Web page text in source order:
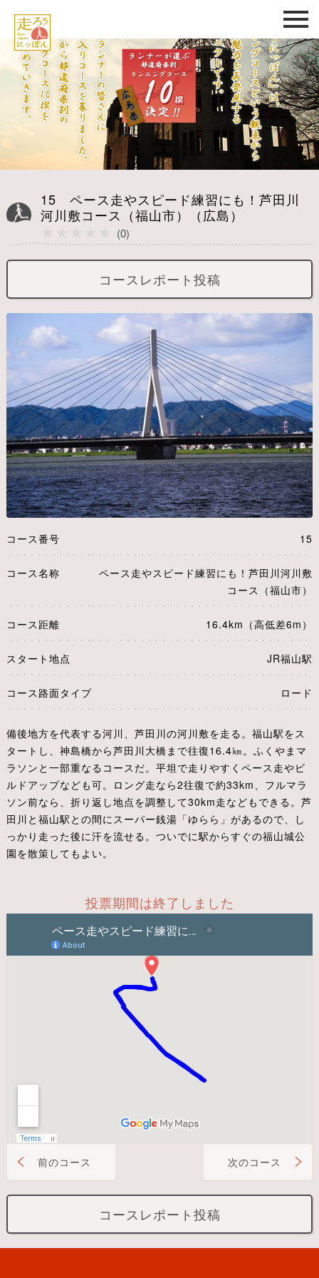
15 ペース走やスピード練習にも！芦田川
河川敷コース（福山市）（広島）
(0)
コースレポート投稿
コース番号 15
コース名称
ペース走やスピード練習にも！芦田川河川敷
コース（福山市）
コース距離 16.4km（高低差6m）
スタート地点 JR福山駅
コース路面タイプ ロード
備後地方を代表する河川、芦田川の河川敷を走る。福山駅をス
タートし、神島橋から芦田川大橋まで往復16.4㎞。ふくやまマ
ラソンと一部重なるコースだ。平坦で走りやすくペース走やビ
ルドアップなども可。ロング走なら2往復で約33km、フルマラ
ソン前なら、折り返し地点を調整して30km走などもできる。芦
田川と福山駅との間にスーパー銭湯「ゆらら」があるので、し
っかり走った後に汗を流せる。ついでに駅からすぐの福山城公
園を散策してもよい。
投票期間は終了しました
次のコース
前のコース
コースレポート投稿